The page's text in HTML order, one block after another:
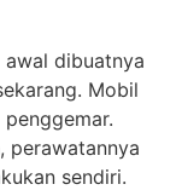
dibuatnya
Mobil
perawatannya
sendiri.